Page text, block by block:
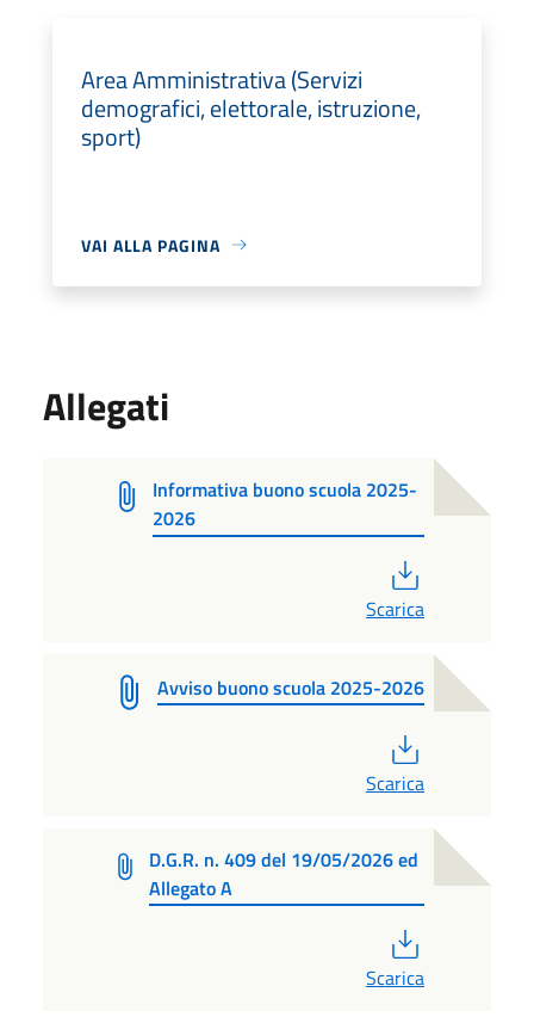
Area Amministrativa (Servizi
demografici, elettorale, istruzione,
sport)
VAI ALLA PAGINA
Allegati
Informativa buono scuola 2025-
2026
Scarica
Avviso buono scuola 2025-2026
Scarica
D.G.R. n. 409 del 19/05/2026 ed
Allegato A
Scarica